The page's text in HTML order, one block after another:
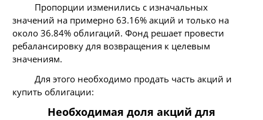
Пропорции изменились с изначальных
значений на примерно 63.16% акций и только на
около 36.84% облигаций. Фонд решает провести
ребалансировку для возвращения к целевым
значениям.
Для этого необходимо продать часть акций и
купить облигации:
Необходимая доля акций для